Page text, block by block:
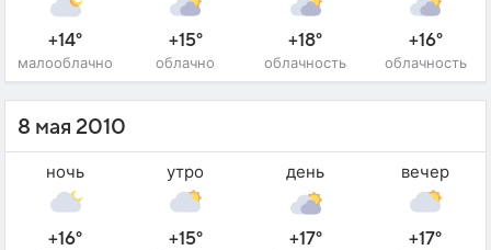
+14°
малооблачно
+15°
облачно
+18°
облачность
+16°
облачность
8 мая 2010
ночь
+16°
утро
+15°
день
+17°
вечер
+17°